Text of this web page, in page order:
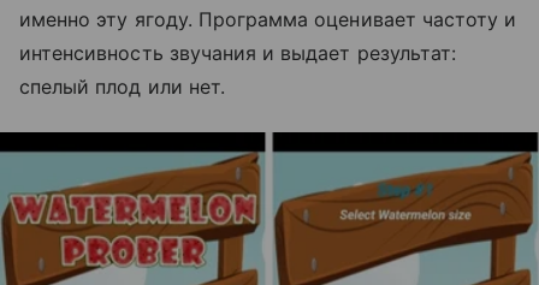
именно эту ягоду. Программа оценивает частоту и
интенсивность звучания и выдает результат:
спелый плод или нет.